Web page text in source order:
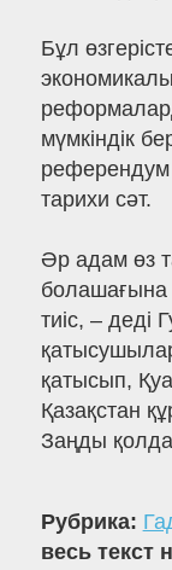
Бұл
мүмкіндік
референдум
тарихи сәт.
Әр адам өз
болашағына
тиіс, – деді
қатысып,
Қазақстан
Заңды
Рубрика:
весь текст